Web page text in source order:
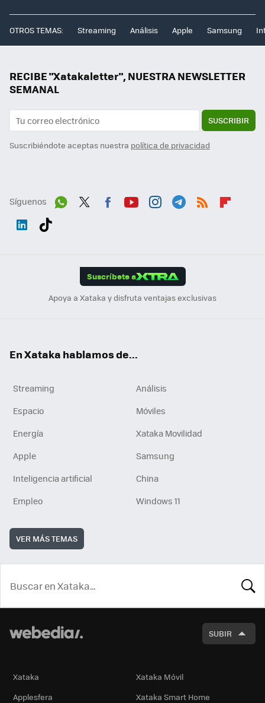
OTROS TEMAS: Streaming Análisis Apple Samsung
RECIBE "Xatakaletter", NUESTRA NEWSLETTER
SEMANAL
SUSCRIBIR
Suscribiéndote aceptas nuestra política de privacidad
Síguenos
Suscríbete a
Apoya a Xataka y disfruta ventajas exclusivas
En Xataka hablamos de...
Streaming
Análisis
Espacio
Móviles
Energía
Xataka Movilidad
Apple
Samsung
Inteligencia artificial
China
Empleo
Windows 11
VER MÁS TEMAS
SUBIR
Xataka
Xataka Móvil
Applesfera
Xataka Smart Home